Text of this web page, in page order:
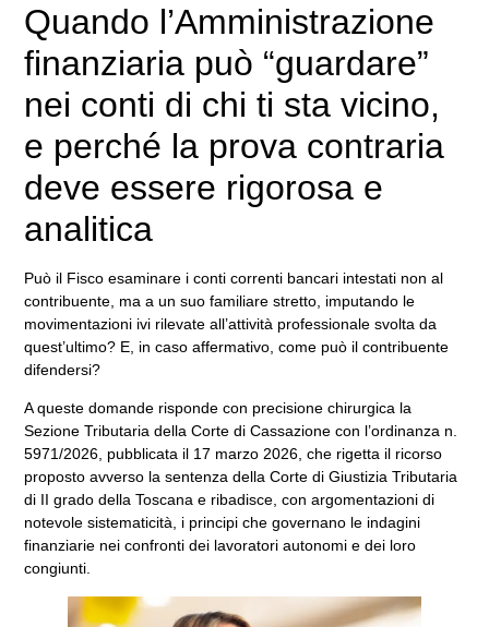
Quando l’Amministrazione
finanziaria può “guardare”
nei conti di chi ti sta vicino,
e perché la prova contraria
deve essere rigorosa e
analitica
Può il Fisco esaminare i conti correnti bancari intestati non al
contribuente, ma a un suo familiare stretto, imputando le
movimentazioni ivi rilevate all’attività professionale svolta da
quest’ultimo? E, in caso affermativo, come può il contribuente
difendersi?
A queste domande risponde con precisione chirurgica la
Sezione Tributaria della Corte di Cassazione con l’ordinanza n.
5971/2026, pubblicata il 17 marzo 2026, che rigetta il ricorso
proposto avverso la sentenza della Corte di Giustizia Tributaria
di II grado della Toscana e ribadisce, con argomentazioni di
notevole sistematicità, i principi che governano le indagini
finanziarie nei confronti dei lavoratori autonomi e dei loro
congiunti.